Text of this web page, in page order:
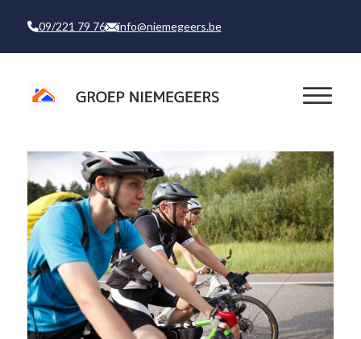
09/221 79 76 info@niemegeers.be